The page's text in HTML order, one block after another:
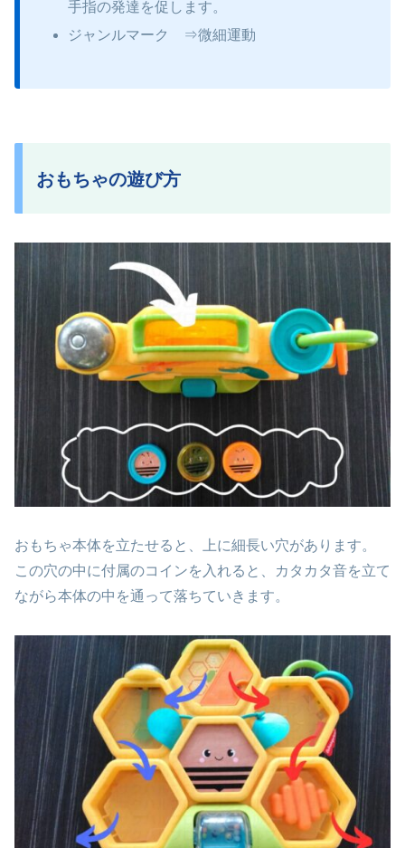
手指の発達を促します。
ジャンルマーク ⇒微細運動
おもちゃの遊び方
おもちゃ本体を立たせると、上に細長い穴があります。
この穴の中に付属のコインを入れると、カタカタ音を立て
ながら本体の中を通って落ちていきます。